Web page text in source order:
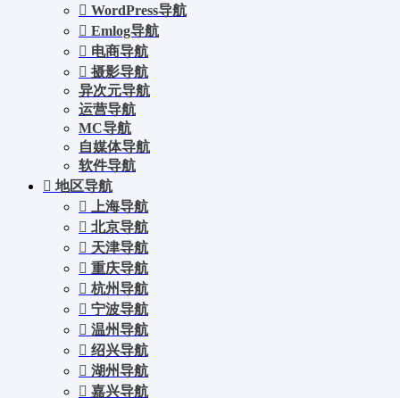
WordPress导航
Emlog导航
电商导航
摄影导航
异次元导航
运营导航
MC导航
自媒体导航
软件导航
地区导航
上海导航
北京导航
天津导航
重庆导航
杭州导航
宁波导航
温州导航
绍兴导航
湖州导航
嘉兴导航